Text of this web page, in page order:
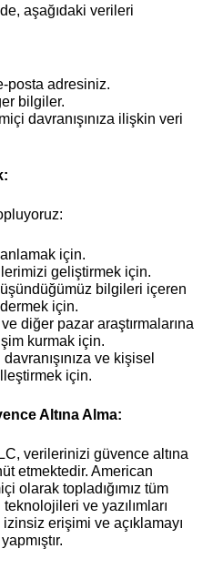
aşağıdaki verileri
posta adresiniz.
bilgiler.
davranışınıza ilişkin veri
anlamak için.
geliştirmek için.
bilgileri içeren
için.
diğer pazar araştırmalarına
kurmak için.
ve kişisel
için.
Altına Alma:
verilerinizi güvence altına
etmektedir. American
olarak topladığımız tüm
ve yazılımları
izinsiz erişimi ve açıklamayı